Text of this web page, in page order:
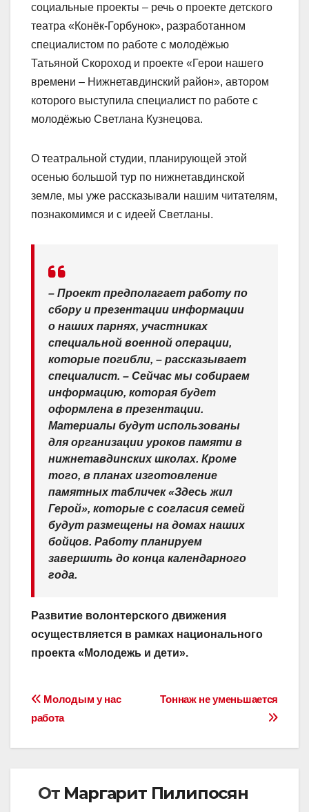
социальные проекты – речь о проекте детского
театра «Конёк-Горбунок», разработанном
специалистом по работе с молодёжью
Татьяной Скороход и проекте «Герои нашего
времени – Нижнетавдинский район», автором
которого выступила специалист по работе с
молодёжью Светлана Кузнецова.
О театральной студии, планирующей этой
осенью большой тур по нижнетавдинской
земле, мы уже рассказывали нашим читателям,
познакомимся и с идеей Светланы.
– Проект предполагает работу по
сбору и презентации информации
о наших парнях, участниках
специальной военной операции,
которые погибли, – рассказывает
специалист. – Сейчас мы собираем
информацию, которая будет
оформлена в презентации.
Материалы будут использованы
для организации уроков памяти в
нижнетавдинских школах. Кроме
того, в планах изготовление
памятных табличек «Здесь жил
Герой», которые с согласия семей
будут размещены на домах наших
бойцов. Работу планируем
завершить до конца календарного
года.
Развитие волонтерского движения
осуществляется в рамках национального
проекта «Молодежь и дети».
Навигация
по
Тоннаж не уменьшается
Молодым у нас
работа
От Маргарит Пилипосян